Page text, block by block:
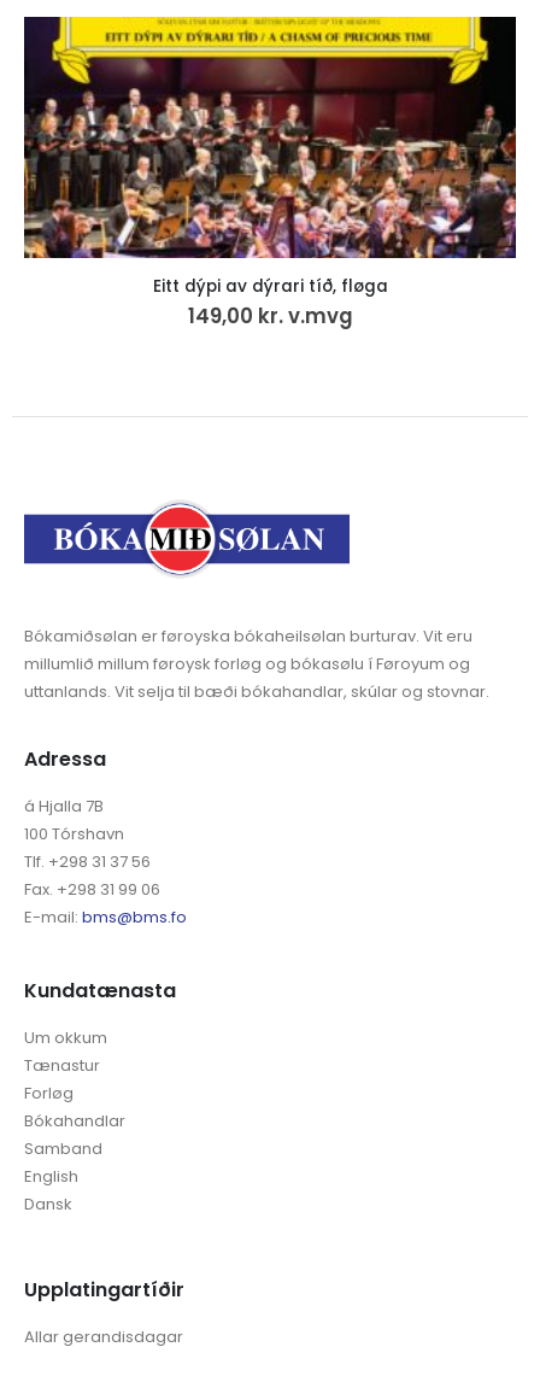
Eitt dýpi av dýrari tíð, fløga
kr.v.mvg
Bókamiðsølan er føroyska bókaheilsølan burturav. Vit eru
millumlið millum føroysk forløg og bókasølu í Føroyum og
uttanlands. Vit selja til bæði bókahandlar, skúlar og stovnar.
Adressa
á Hjalla 7B
100 Tórshavn
Tlf. +298 31 37 56
Fax. +298 31 99 06
E-mail: bms@bms.fo
Kundatænasta
Um okkum
Tænastur
Forløg
Bókahandlar
Samband
English
Dansk
Upplatingartíðir
Allar gerandisdagar